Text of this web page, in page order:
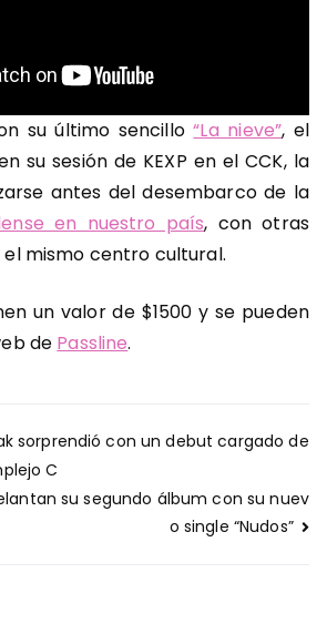
su último sencillo“La nieve”, el
su sesión de KEXP en el CCK, la
antes del desembarco de la
en nuestro país, con otras
el mismo centro cultural.
un valor de $1500 y se pueden
de Passline.
sorprendió con un debut cargado de
C
su segundo álbum con su nuev
o single “Nudos”